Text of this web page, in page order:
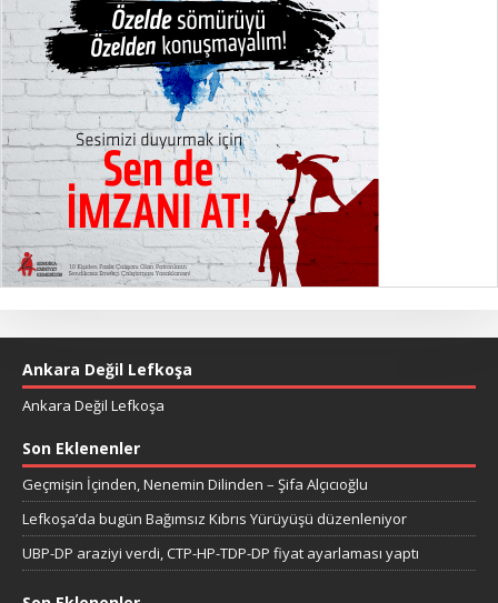
Ankara Değil Lefkoşa
Ankara Değil Lefkoşa
Son Eklenenler
Geçmişin İçinden, Nenemin Dilinden – Şifa Alçıcıoğlu
Lefkoşa’da bugün Bağımsız Kıbrıs Yürüyüşü düzenleniyor
UBP-DP araziyi verdi, CTP-HP-TDP-DP fiyat ayarlaması yaptı